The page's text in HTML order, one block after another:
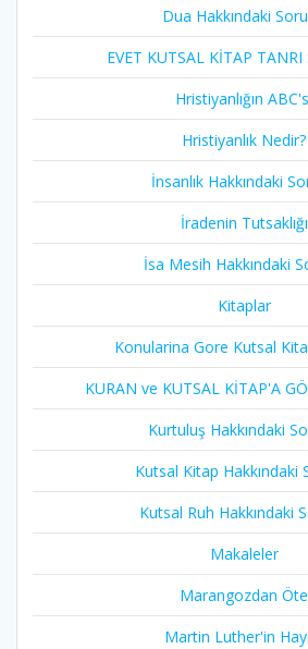
Dua Hakkındaki
EVET KUTSAL KİTAP
Hristiyanlığın
Hristiyanlık Nedir?
İnsanlık Hakkındaki
İradenin Tutsaklığı​
İsa Mesih Hakkındaki
Kitaplar
Konularina Gore Kutsal
KURAN ve KUTSAL KİTAP'A
Kurtuluş Hakkındaki
Kutsal Kitap Hakkındaki
Kutsal Ruh Hakkındaki
Makaleler
Marangozdan Öte
Martin Luther'in